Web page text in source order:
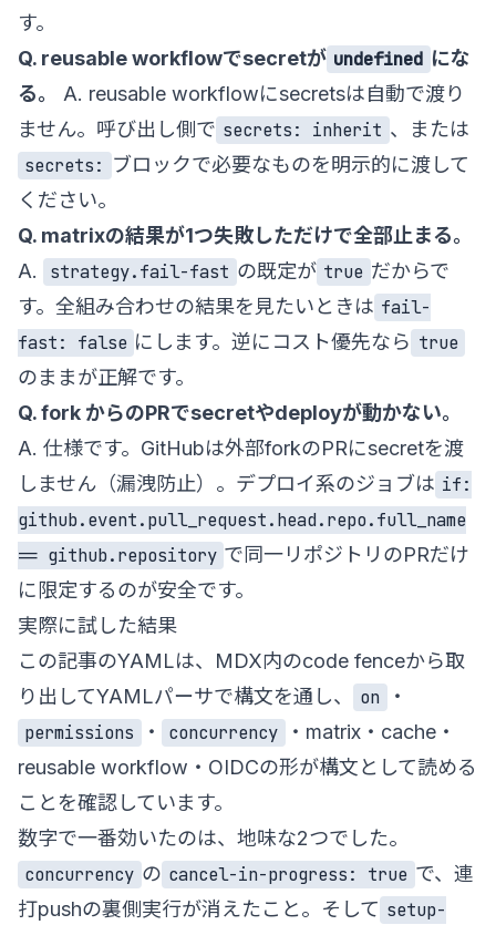
す。
Q. reusable workflowでsecretが undefined にな
る。
A. reusable workflowにsecretsは自動で渡り
ません。呼び出し側で secrets: inherit 、または
secrets: ブロックで必要なものを明示的に渡して
ください。
Q. matrixの結果が1つ失敗しただけで全部止まる。
A.
strategy.fail-fast の既定が true だからで
す。全組み合わせの結果を見たいときは fail-
fast: false にします。逆にコスト優先なら true
のままが正解です。
Q. fork からのPRでsecretやdeployが動かない。
A. 仕様です。GitHubは外部forkのPRにsecretを渡
しません（漏洩防止）。デプロイ系のジョブは if:
github.event.pull_request.head.repo.full_name
== github.repository で同一リポジトリのPRだけ
に限定するのが安全です。
実際に試した結果
この記事のYAMLは、MDX内のcode fenceから取
り出してYAMLパーサで構文を通し、
on
・
permissions
・ concurrency
・matrix・cache・
reusable workflow・OIDCの形が構文として読める
ことを確認しています。
数字で一番効いたのは、地味な2つでした。
concurrency の cancel-in-progress: true で、連
打pushの裏側実行が消えたこと。そして setup-